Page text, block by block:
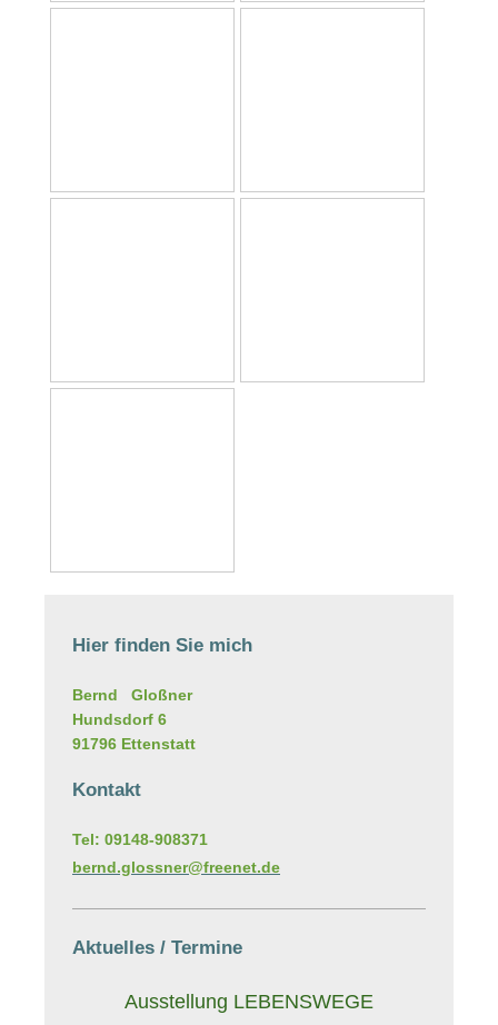
Hier finden Sie mich
Bernd
Gloßner
Hundsdorf 6
91796 Ettenstatt
Kontakt
Tel: 09148-908371
bernd.glossner@freenet.de
Aktuelles / Termine
Ausstellung LEBENSWEGE